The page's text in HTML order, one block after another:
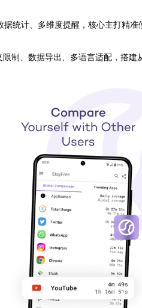
计、多维度提醒，核心主打精准
、数据导出、多语言适配，搭建